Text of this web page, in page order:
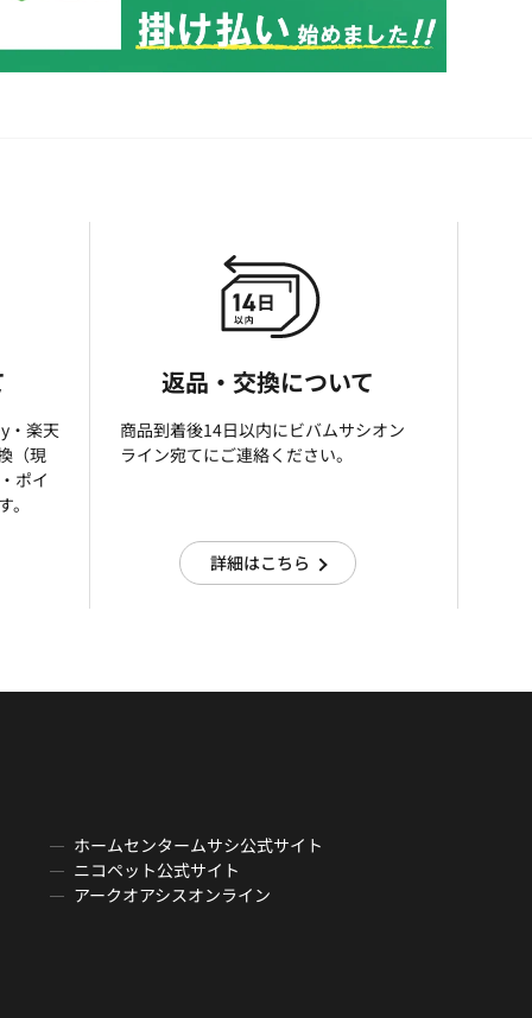
・楽天
（現
ポイ
返品・交換について
商品到着後14日以内にビバムサシオン
ライン宛てにご連絡ください。
詳細はこちら
ホームセンタームサシ公式サイト
ニコペット公式サイト
アークオアシスオンライン